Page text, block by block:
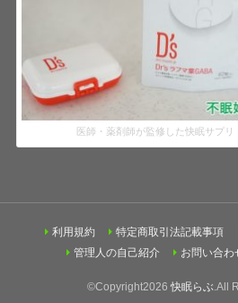
医師・薬剤師が監修した快眠サプリ
利用規約 特定商取引法記載事項
管理人の自己紹介
お問い合わ
©Copyright2026快眠らぶ .All